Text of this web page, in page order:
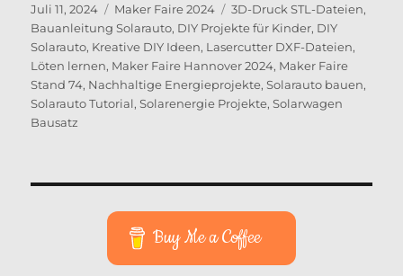
Veröffentlicht
am
Juli 11, 2024 Kategorien
Maker Faire 2024 Schlagwörter
3D-Druck STL-Dateien,
Bauanleitung Solarauto, DIY Projekte für Kinder, DIY
Solarauto, Kreative DIY Ideen, Lasercutter DXF-Dateien,
Löten lernen, Maker Faire Hannover 2024, Maker Faire
Stand 74, Nachhaltige Energieprojekte,Solarauto bauen,
Solarauto Tutorial,Solarenergie Projekte,Solarwagen
Bausatz
Buy Me a Coffee